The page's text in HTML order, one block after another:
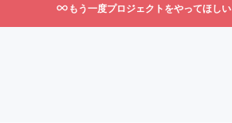
もう一度プロジェクトをやってほしい